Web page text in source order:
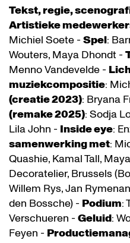
Tekst, regie,
Artistieke
Michiel Soete - Spel:
Wouters, Maya Dhondt -
Menno Vandevelde -
muziekcompositie:
(creatie 2023): Bryana
(remake 2025): Sodja
Lila John - Inside eye:
samenwerking met:
Quashie, Kamal Tall,
Decoratelier, Brussels
Willem Rys, Jan
den Bossche) - Podium:
Verschueren - Geluid:
Feyen -